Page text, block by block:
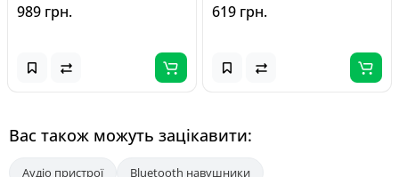
989 грн. 619 грн.
Вас також можуть зацікавити:
Аудіо пристрої Bluetooth навушники